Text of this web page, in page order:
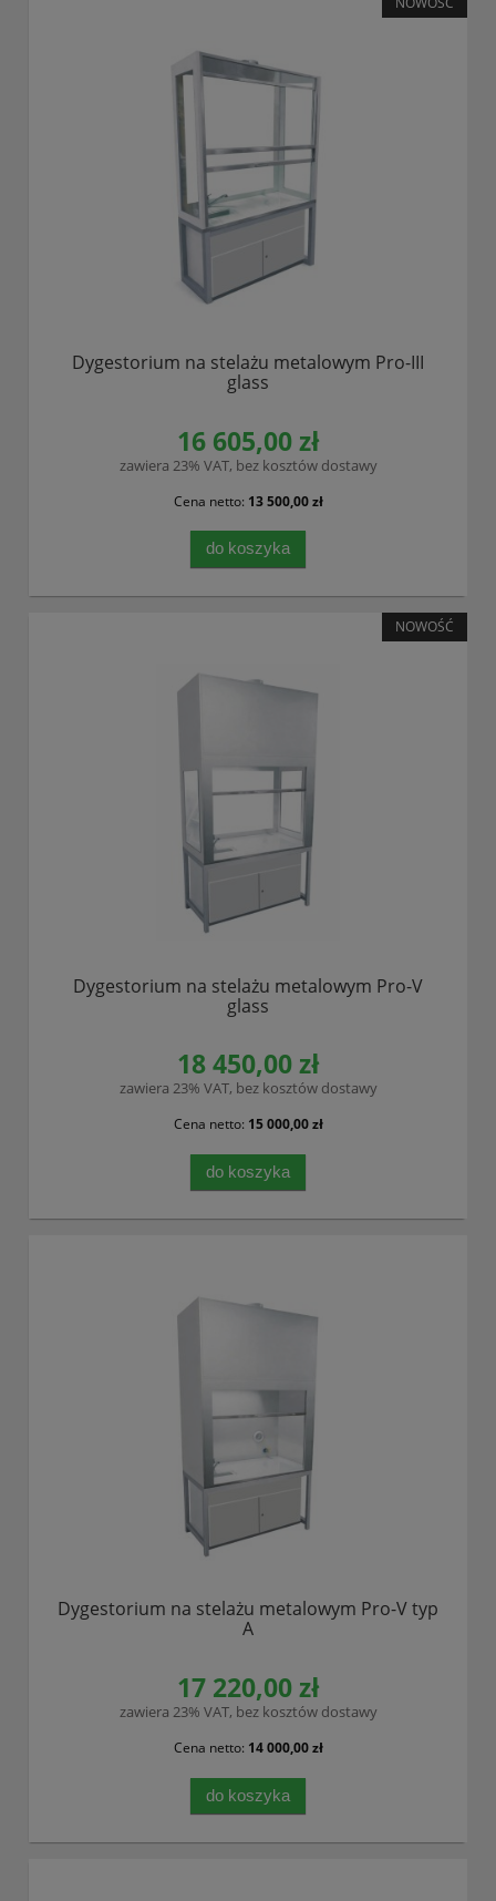
Dygestorium na stelażu metalowym Pro-III
glass
16 605,00 zł
zawiera 23% VAT, bez kosztów dostawy
Cena netto: 13 500,00 zł
do koszyka
Dygestorium na stelażu metalowym Pro-V
glass
18 450,00 zł
zawiera 23% VAT, bez kosztów dostawy
Cena netto: 15 000,00 zł
do koszyka
NOWOŚĆ
Dygestorium na stelażu metalowym Pro-V typ
A
17 220,00 zł
zawiera 23% VAT, bez kosztów dostawy
Cena netto: 14 000,00 zł
do koszyka